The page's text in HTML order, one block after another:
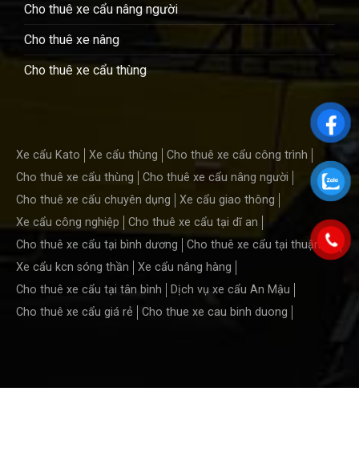
Cho thuê xe cẩu nâng người
Cho thuê xe nâng
Cho thuê xe cẩu thùng
Xe cẩu Kato Xe cẩu thùng
Cho thuê xe cẩu công trình
Cho thuê xe cẩu thùng
Cho thuê xe cẩu nâng người
Cho thuê xe cẩu chuyên dụng
Xe cẩu giao thông
Xe cẩu công nghiệp
Cho thuê xe cẩu tại dĩ an
Cho thuê xe cẩu tại bình dương
Cho thuê xe cẩu tại thuận an
Xe cẩu kcn sóng thần
Xe cẩu nâng hàng
Cho thuê xe cẩu tại tân bình
Dịch vụ xe cẩu An Mậu
Cho thuê xe cẩu giá rẻ
Cho thue xe cau binh duong